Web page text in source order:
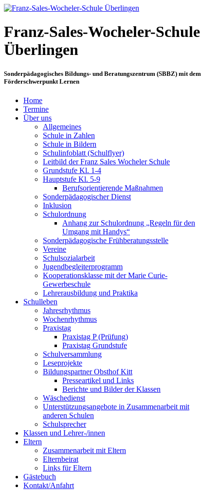
Franz-Sales-Wocheler-Schule
Überlingen
Sonderpädagogisches Bildungs- und Beratungszentrum (SBBZ) mit dem
Förderschwerpunkt Lernen
Home
Termine
Über uns
Allgemeines
Schule in Zahlen
Schule in Bildern
Schulinfoblatt (Schulflyer)
Leitbild der Franz Sales Wocheler Schule
Grundstufe Kl. 1-4
Hauptstufe Kl. 5-9
Berufsorientierende Maßnahmen
Sonderpädagogischer Dienst
Inklusion
Schulordnung
Anhang zur Schulordnung „Regeln für den
Umgang mit Handys“
Sonderpädagogische Frühberatungsstelle
Vereine
Schulsozialarbeit
Jugendbegleiterprogramm
Kooperationsklasse mit der Marie Curie-
Gewerbeschule
Lehrerausbildung und Praktika
Schulleben
Jahresrhythmus
Wochenrhythmus
Praxistag
Praxistag P (Prüfung)
Praxistag Grundstufe
Schulversammlung
Leseprojekte
Bildungspartner Obsthof Kitt
Presseartikel und Links
Berichte und Bilder der Klassen
Wäschedienst
Unterstützungsangebote in Zusammenarbeit mit
anderen Schulen
Schulsprecher
Klassen und Lehrer-/innen
Eltern
Zusammenarbeit mit Eltern
Elternbeirat
Links für Eltern
Gästebuch
Kontakt/Anfahrt